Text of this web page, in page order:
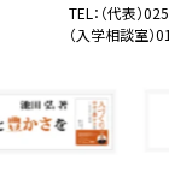
TEL： （代表）
（入学相談室）